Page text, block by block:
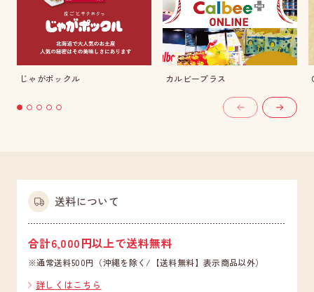
じゃがポックル カルビープラス
送料について
合計6,000円以上で送料無料
※通常送料500円（沖縄を除く/【送料無料】表示商品以外）
詳しくはこちら